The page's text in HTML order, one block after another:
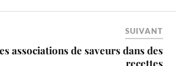
SUIVANT
associations de saveurs dans des
recettes